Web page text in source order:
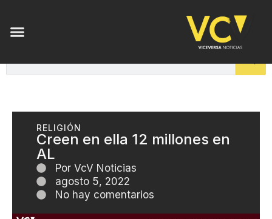
RELIGIÓN
Creen en ella 12 millones en
AL
Por VcV Noticias
agosto 5, 2022
No hay comentarios